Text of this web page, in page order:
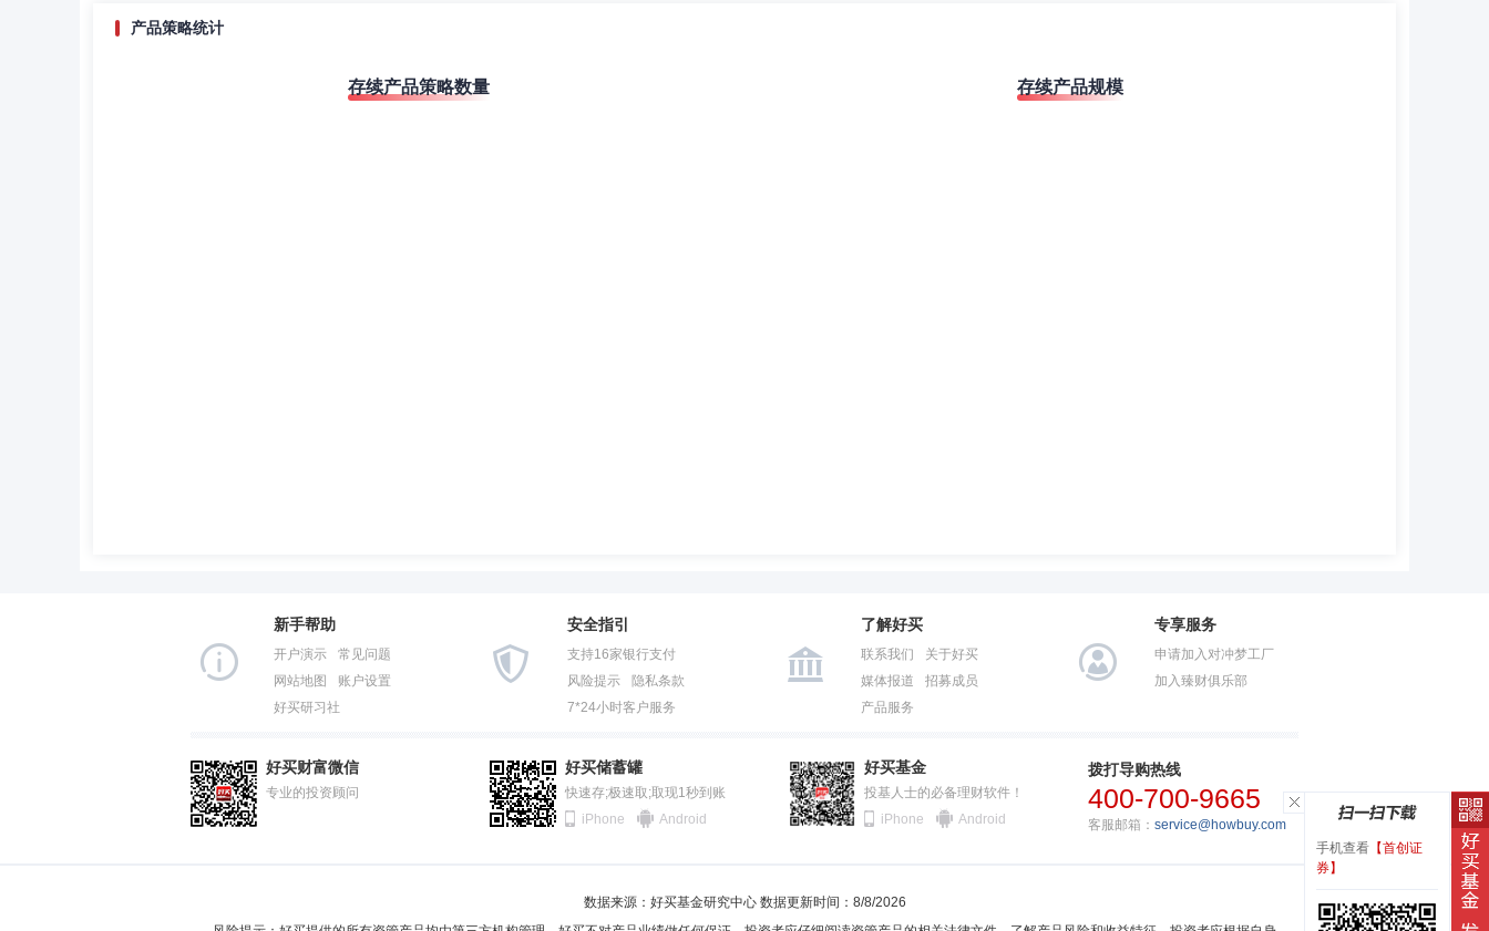
产品策略统计
存续产品策略数量 存续产品规模
手机查看 【首创证
券】
新手帮助
开户演示
常见问题
网站地图
账户设置
好买研习社
安全指引
支持16家银行支付
风险提示
隐私条款
7*24小时客户服务
了解好买
联系我们
关于好买
媒体报道
招募成员
产品服务
专享服务
申请加入对冲梦工厂
加入臻财俱乐部
好买财富微信
专业的投资顾问
好买储蓄罐
快速存;极速取;取现1秒到账
iPhone
Android
好买基金
投基人士的必备理财软件！
iPhone
Android
拨打导购热线
400-700-9665
客服邮箱： service@howbuy.com
数据来源：好买基金研究中心 数据更新时间：8/8/2026